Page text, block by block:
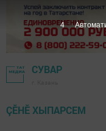
СУВАР
ÇӖНӖ ХЫПАРСЕМ
3